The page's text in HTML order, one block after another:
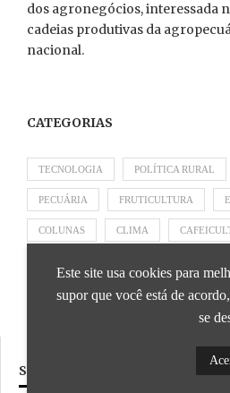
dos agronegócios, interessada
cadeias produtivas da
nacional.
CATEGORIAS
TECNOLOGIA POLÍTICA RURAL
PECUÁRIA FRUTICULTURA
COLUNAS CLIMA
APRESENTADO POR BRAPEX
SIGA NOSSAS REDES SOCIAIS
Este site usa cookies para
supor que você está de
se